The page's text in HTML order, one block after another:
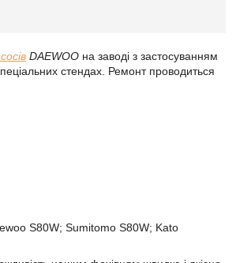
DAEWOO на заводі з застосуванням
стендах. Ремонт проводиться
S80W; Sumitomo S80W; Kato